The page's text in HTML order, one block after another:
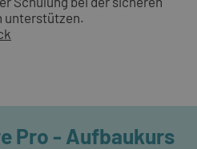
unterstützen.
Pro - Aufbaukurs